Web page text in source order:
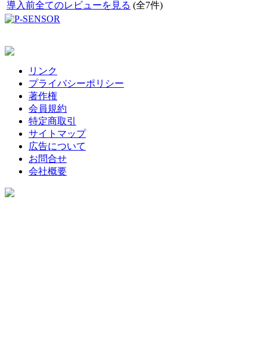
導入前全てのレビューを見る (全7件)
リンク
プライバシーポリシー
著作権
会員規約
特定商取引
サイトマップ
広告について
お問合せ
会社概要